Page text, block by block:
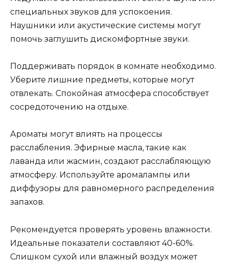
специальных звуков для успокоения.
Наушники или акустические системы могут
помочь заглушить дискомфортные звуки.
Поддерживать порядок в комнате необходимо.
Уберите лишние предметы, которые могут
отвлекать. Спокойная атмосфера способствует
сосредоточению на отдыхе.
Ароматы могут влиять на процессы
расслабления. Эфирные масла, такие как
лаванда или жасмин, создают расслабляющую
атмосферу. Используйте аромалампы или
диффузоры для равномерного распределения
запахов.
Рекомендуется проверять уровень влажности.
Идеальные показатели составляют 40-60%.
Слишком сухой или влажный воздух может